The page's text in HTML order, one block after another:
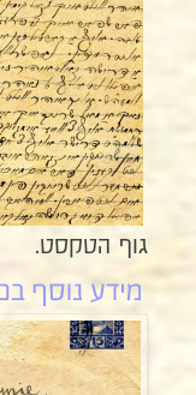
גוף הטקסט.